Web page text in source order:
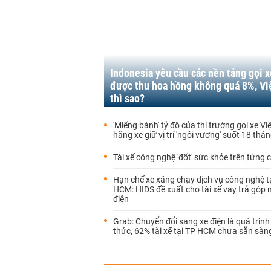
Indonesia yêu cầu các nền tảng gọi
được thu hoa hồng không quá 8%,
thì sao?
'Miếng bánh' tỷ đô của thị trường gọi xe
hãng xe giữ vị trí 'ngôi vương' suốt 18
Tài xế công nghệ 'đốt' sức khỏe trên từng
Hạn chế xe xăng chạy dịch vụ công nghệ
HCM: HIDS đề xuất cho tài xế vay trả góp
điện
Grab: Chuyển đổi sang xe điện là quá
thức, 62% tài xế tại TP HCM chưa sẵn